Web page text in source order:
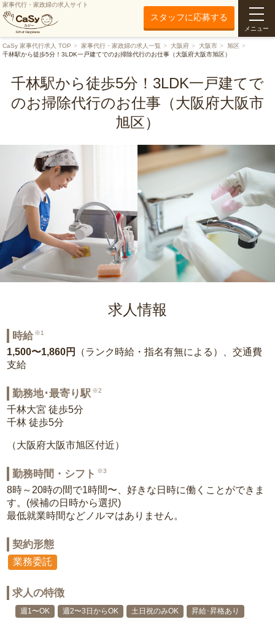
家事代行・家政婦の求人サイト
スタッフに応募する
メニュー
CaSy 家事代行求人 TOP 家事代行・家政婦の求人一覧 大阪府 大阪市
旭区
千林駅から徒歩5分！3LDK一戸建てでのお掃除代行のお仕事（大阪府大阪市旭区）
千林駅から徒歩5分！3LDK一戸建てで
のお掃除代行のお仕事（大阪府大阪市
旭区）
求人情報
時給 ※1
1,500〜1,860円
（ランク時給・指名有無による）、交通費
支給
勤務地･最寄り駅 ※2
千林大宮 徒歩5分
千林 徒歩5分
（大阪府大阪市旭区付近）
勤務時間・シフト ※3
8時～20時の間で1時間〜、好きな日時に働くことができま
す。(候補の日時から選択)
最低就業時間などノルマはありません。
契約形態
業務委託
求人の特徴
週1〜OK 週2〜3日からOK 土日祝のみOK
昇給･昇格あり